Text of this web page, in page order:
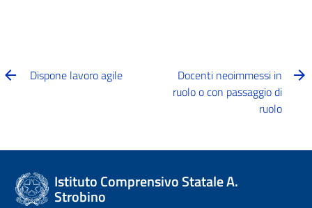
Dispone lavoro agile
Docenti neoimmessi in
ruolo o con passaggio di
ruolo
Istituto Comprensivo Statale A.
Strobino